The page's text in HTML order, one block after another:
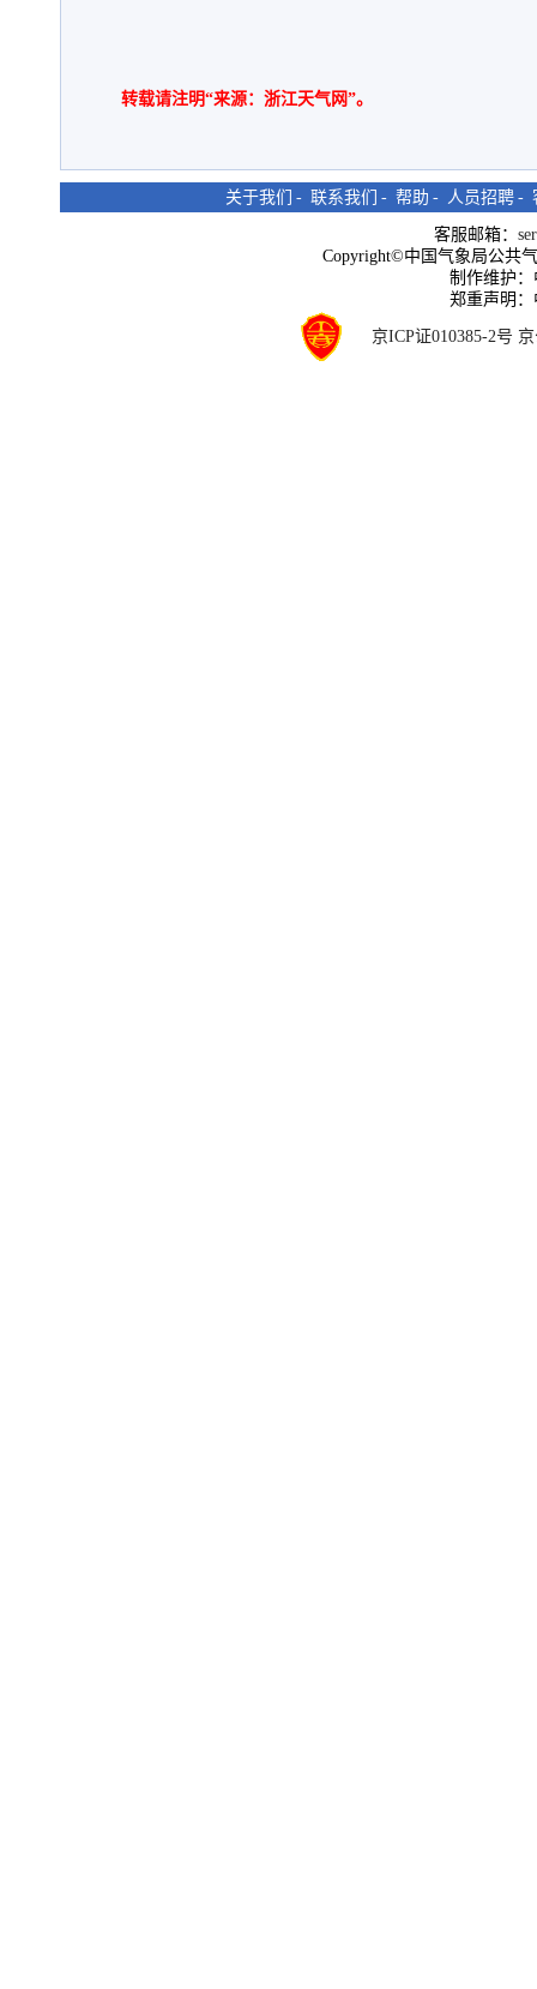
转载请注明“来源：浙江天气网”。
关于我们 - 联系我们 - 帮助 - 人员招聘 -
客服邮箱：
Copyright©中国气象局公共
制作维护
郑重声明
京ICP证010385-2号